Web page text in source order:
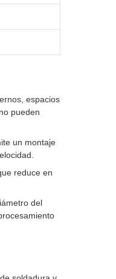
espacios
pueden
un montaje
reduce en
del